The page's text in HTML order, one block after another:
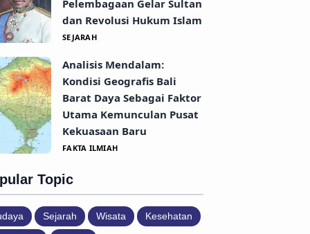
Pelembagaan Gelar Sultan
dan Revolusi Hukum Islam
SEJARAH
Analisis Mendalam:
Kondisi Geografis Bali
Barat Daya Sebagai Faktor
Utama Kemunculan Pusat
Kekuasaan Baru
FAKTA ILMIAH
Topic
Sejarah Wisata Kesehatan